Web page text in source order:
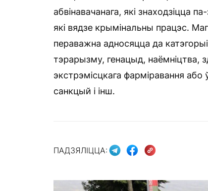
абвінавачанага, які знаходзіцца
які вядзе крымінальны працэс.
пераважна адносяцца да
тэрарызму, генацыд, наёмніцтва,
экстрэмісцкага фарміравання або
санкцый і інш.
ПАДЗЯЛІЦЦА: